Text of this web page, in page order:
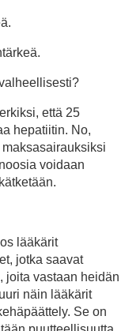
että 25
hepatiitin. No,
voidaan
lääkärit
jotka saavat
joita vastaan heidän
näin lääkärit
Se on